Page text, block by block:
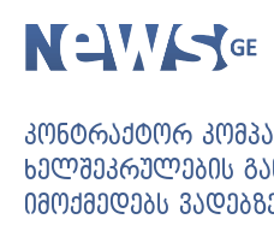
კონტრაქტორ
ხელშეკრულების
იმოქმედებს